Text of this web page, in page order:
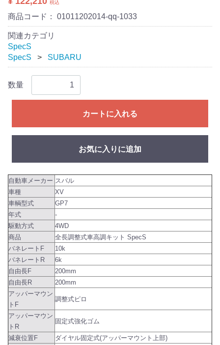
税込
商品コード： 01011202014-qq-1033
関連カテゴリ
SpecS
SpecS
SUBARU
数量
カートに入れる
お気に入りに追加
自動車メーカー スバル
車種
XV
車輌型式
GP7
年式
-
駆動方式
4WD
商品
全長調整式車高調キット SpecS
バネレートF
10k
バネレートR
6k
自由長F
200mm
自由長R
200mm
アッパーマウン
トF
調整式ピロ
アッパーマウン
トR
固定式強化ゴム
減衰位置F
ダイヤル固定式(アッパーマウント上部)